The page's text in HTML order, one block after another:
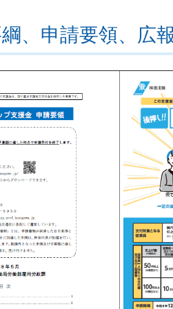
、申請要領、広